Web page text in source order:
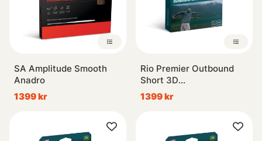
SA Amplitude Smooth
Anadro
1399 kr
Rio Premier Outbound
Short 3D
Intermediate/Sjunk5/Sjunk7
1399 kr